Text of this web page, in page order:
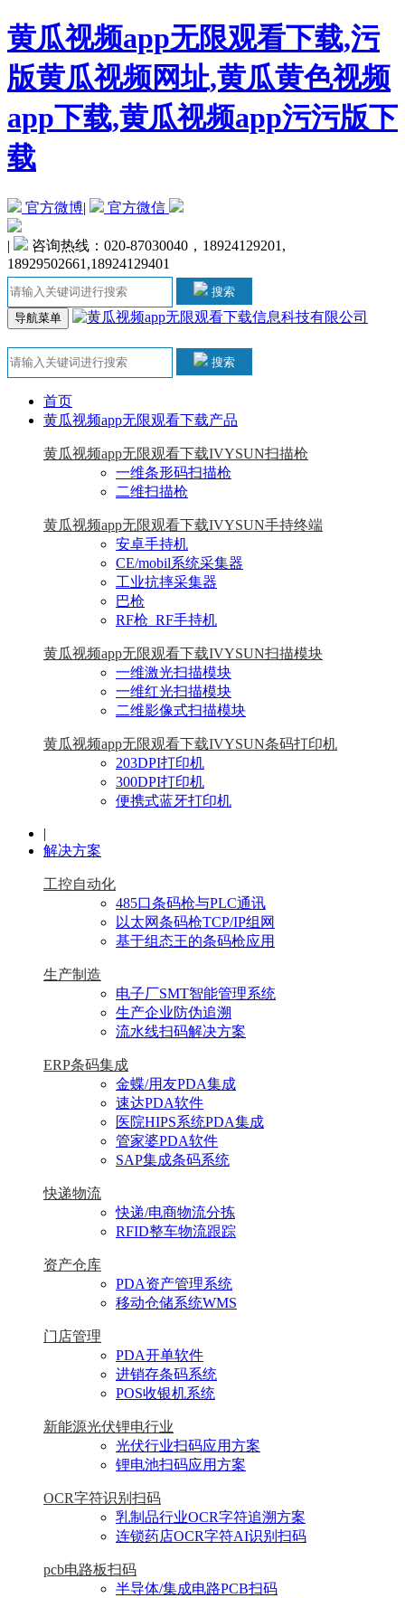
黄瓜视频app无限观看下载,污
版黄瓜视频网址,黄瓜黄色视频
app下载,黄瓜视频app污污版下
载
官方微博| 官方微信
|
咨询热线：020-87030040，18924129201,
18929502661,18924129401
搜索
导航菜单
搜索
首页
黄瓜视频app无限观看下载产品
黄瓜视频app无限观看下载IVYSUN扫描枪
一维条形码扫描枪
二维扫描枪
黄瓜视频app无限观看下载IVYSUN手持终端
安卓手持机
CE/mobil系统采集器
工业抗摔采集器
巴枪
RF枪_RF手持机
黄瓜视频app无限观看下载IVYSUN扫描模块
一维激光扫描模块
一维红光扫描模块
二维影像式扫描模块
黄瓜视频app无限观看下载IVYSUN条码打印机
203DPI打印机
300DPI打印机
便携式蓝牙打印机
|
解决方案
工控自动化
485口条码枪与PLC通讯
以太网条码枪TCP/IP组网
基于组态王的条码枪应用
生产制造
电子厂SMT智能管理系统
生产企业防伪追溯
流水线扫码解决方案
ERP条码集成
金蝶/用友PDA集成
速达PDA软件
医院HIPS系统PDA集成
管家婆PDA软件
SAP集成条码系统
快递物流
快递/电商物流分拣
RFID整车物流跟踪
资产仓库
PDA资产管理系统
移动仓储系统WMS
门店管理
PDA开单软件
进销存条码系统
POS收银机系统
新能源光伏锂电行业
光伏行业扫码应用方案
锂电池扫码应用方案
OCR字符识别扫码
乳制品行业OCR字符追溯方案
连锁药店OCR字符AI识别扫码
pcb电路板扫码
半导体/集成电路PCB扫码